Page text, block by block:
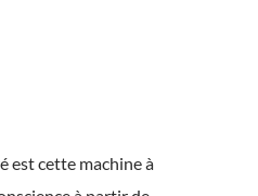
est cette machine à